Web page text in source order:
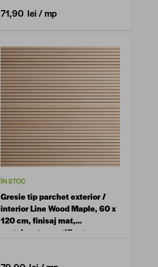
71,90 lei/ mp
ÎN STOC
Gresie tip parchet exterior /
interior Line Wood Maple, 60 x
120 cm, finisaj mat,
portelanata, rectificata